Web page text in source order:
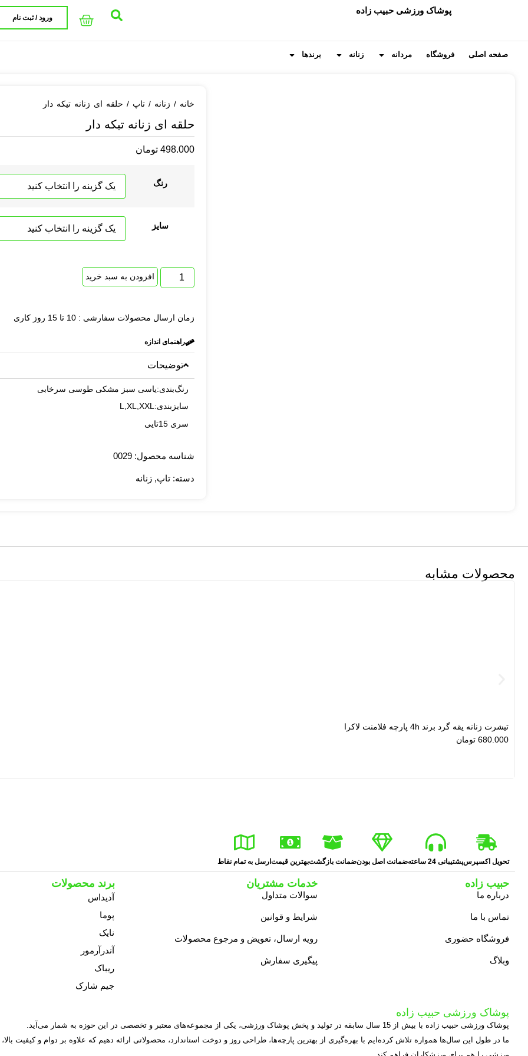
پوشاک ورزشی حبیب زاده
ورود / ثبت نام
صفحه اصلی فروشگاه مردانه زنانه برندها
خانه / زنانه / تاپ / حلقه ای زنانه تیکه دار
حلقه ای زنانه تیکه دار
498.000 تومان
رنگ
سایز
افزودن به سبد خرید
زمان ارسال محصولات سفارشی : 10 تا 15 روز کاری
راهنمای اندازه
توضیحات
رنگ‌بندی:یاسی سبز مشکی طوسی سرخابی
سایزبندی:L,XL,XXL
سری 15تایی
شناسه محصول: 0029
دسته: تاپ, زنانه
محصولات مشابه
تیشرت زنانه یقه گرد برند 4h پارچه فلامنت لاکرا
680.000 تومان
تحویل اکسپرسپشتیبانی 24 ساعته ضمانت اصل بودنضمانت بازگشتبهترین قیمت ارسل به تمام نقاط
حبیب زاده
درباره ما
تماس با ما
فروشگاه حضوری
وبلاگ
خدمات مشتریان
سوالات متداول
شرایط و قوانین
رویه ارسال، تعویض و مرجوع محصولات
پیگیری سفارش
برند محصولات
آدیداس
پوما
نایک
آندرآرمور
ریباک
جیم شارک
پوشاک ورزشی حبیب زاده
پوشاک ورزشی حبیب زاده با بیش از 15 سال سابقه در تولید و پخش پوشاک ورزشی، یکی از مجموعه‌های معتبر و تخصصی در این حوزه به شمار می‌آید.
ما در طول این سال‌ها همواره تلاش کرده‌ایم با بهره‌گیری از بهترین پارچه‌ها، طراحی روز و دوخت استاندارد، محصولاتی ارائه دهیم که علاوه بر دوام و کیفیت